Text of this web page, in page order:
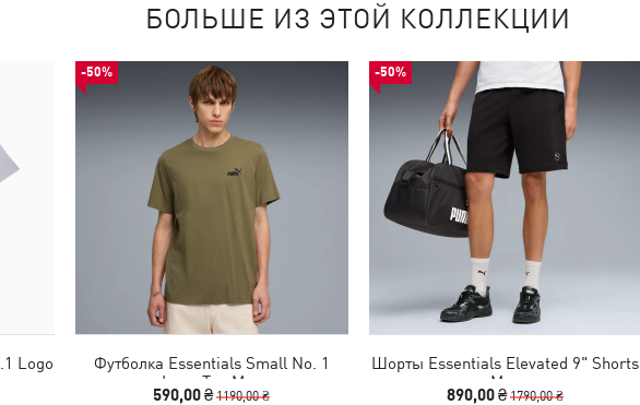
БОЛЬШЕ ИЗ ЭТОЙ КОЛЛЕКЦИИ
Logo
-50%
Футболка Essentials Small No. 1
Logo Tee Men
590,00 ₴1190,00 ₴
-50%
Шорты Essentials Elevated 9" Shorts
Men
890,00 ₴1790,00 ₴